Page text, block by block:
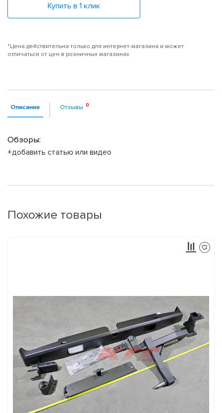
Купить в 1 клик
*Цена действительна только для интернет-магазина и может
отличаться от цен в розничных магазинах
Описание Отзывы
Обзоры:
+добавить статью или видео
Похожие товары